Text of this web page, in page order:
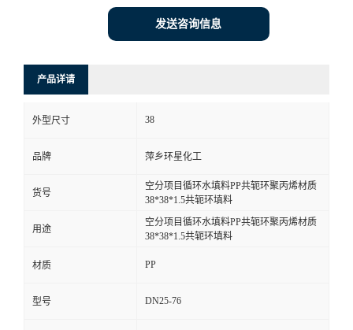
发送咨询信息
产品详请
外型尺寸 38
品牌 萍乡环星化工
货号
空分项目循环水填料PP共轭环聚丙烯材质
38*38*1.5共轭环填料
用途
空分项目循环水填料PP共轭环聚丙烯材质
38*38*1.5共轭环填料
材质 PP
型号 DN25-76